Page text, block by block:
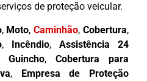
de proteção veicular.
, Moto,Caminhão,Cobertura,
, Incêndio, Assistência 24
Guincho, Cobertura para
, Empresa de Proteção